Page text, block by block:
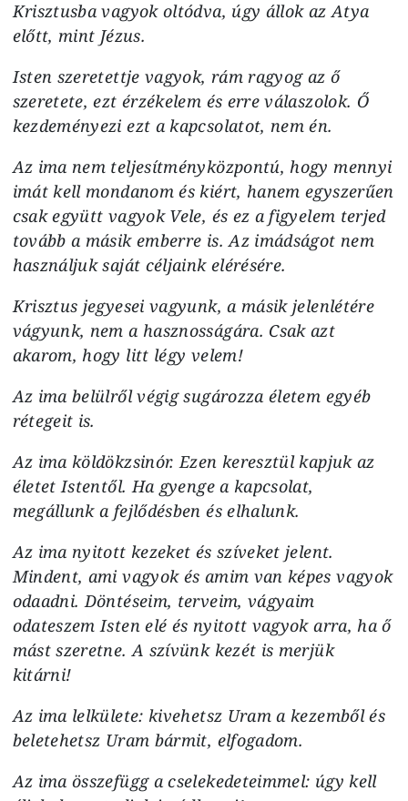
Krisztusba vagyok oltódva, úgy állok az Atya
előtt, mint Jézus.
Isten szeretettje vagyok, rám ragyog az ő
szeretete, ezt érzékelem és erre válaszolok. Ő
kezdeményezi ezt a kapcsolatot, nem én.
Az ima nem teljesítményközpontú, hogy mennyi
imát kell mondanom és kiért, hanem egyszerűen
csak együtt vagyok Vele, és ez a figyelem terjed
tovább a másik emberre is. Az imádságot nem
használjuk saját céljaink elérésére.
Krisztus jegyesei vagyunk, a másik jelenlétére
vágyunk, nem a hasznosságára. Csak azt
akarom, hogy litt légy velem!
Az ima belülről végig sugározza életem egyéb
rétegeit is.
Az ima köldökzsinór. Ezen keresztül kapjuk az
életet Istentől. Ha gyenge a kapcsolat,
megállunk a fejlődésben és elhalunk.
Az ima nyitott kezeket és szíveket jelent.
Mindent, ami vagyok és amim van képes vagyok
odaadni. Döntéseim, terveim, vágyaim
odateszem Isten elé és nyitott vagyok arra, ha ő
mást szeretne. A szívünk kezét is merjük
kitárni!
Az ima lelkülete: kivehetsz Uram a kezemből és
beletehetsz Uram bármit, elfogadom.
Az ima összefügg a cselekedeteimmel: úgy kell